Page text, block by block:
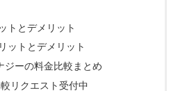
トとデメリット
ットとデメリット
ジーの料金比較まとめ
リクエスト受付中